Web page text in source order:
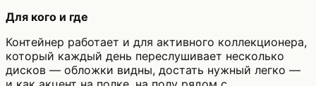
Для кого и где
Контейнер работает и для активного коллекционера,
который каждый день переслушивает несколько
дисков — обложки видны, достать нужный легко —